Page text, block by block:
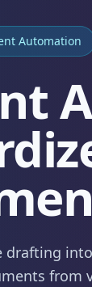
Automation
from